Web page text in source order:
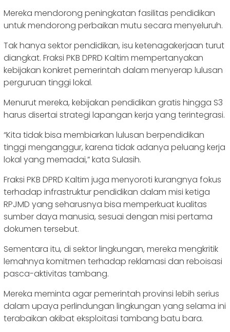
Mereka mendorong peningkatan fasilitas pendidikan
untuk mendorong perbaikan mutu secara menyeluruh.
Tak hanya sektor pendidikan, isu ketenagakerjaan turut
diangkat. Fraksi PKB DPRD Kaltim mempertanyakan
kebijakan konkret pemerintah dalam menyerap lulusan
perguruan tinggi lokal.
Menurut mereka, kebijakan pendidikan gratis hingga S3
harus disertai strategi lapangan kerja yang terintegrasi.
“Kita tidak bisa membiarkan lulusan berpendidikan
tinggi menganggur, karena tidak adanya peluang kerja
lokal yang memadai,” kata Sulasih.
Fraksi PKB DPRD Kaltim juga menyoroti kurangnya fokus
terhadap infrastruktur pendidikan dalam misi ketiga
RPJMD yang seharusnya bisa memperkuat kualitas
sumber daya manusia, sesuai dengan misi pertama
dokumen tersebut.
Sementara itu, di sektor lingkungan, mereka mengkritik
lemahnya komitmen terhadap reklamasi dan reboisasi
pasca-aktivitas tambang.
Mereka meminta agar pemerintah provinsi lebih serius
dalam upaya perlindungan lingkungan yang selama ini
terabaikan akibat eksploitasi tambang batu bara.